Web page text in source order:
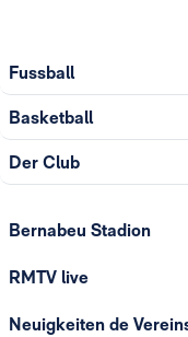
Fussball
Basketball
Der Club
Bernabeu Stadion
RMTV live
Neuigkeiten de